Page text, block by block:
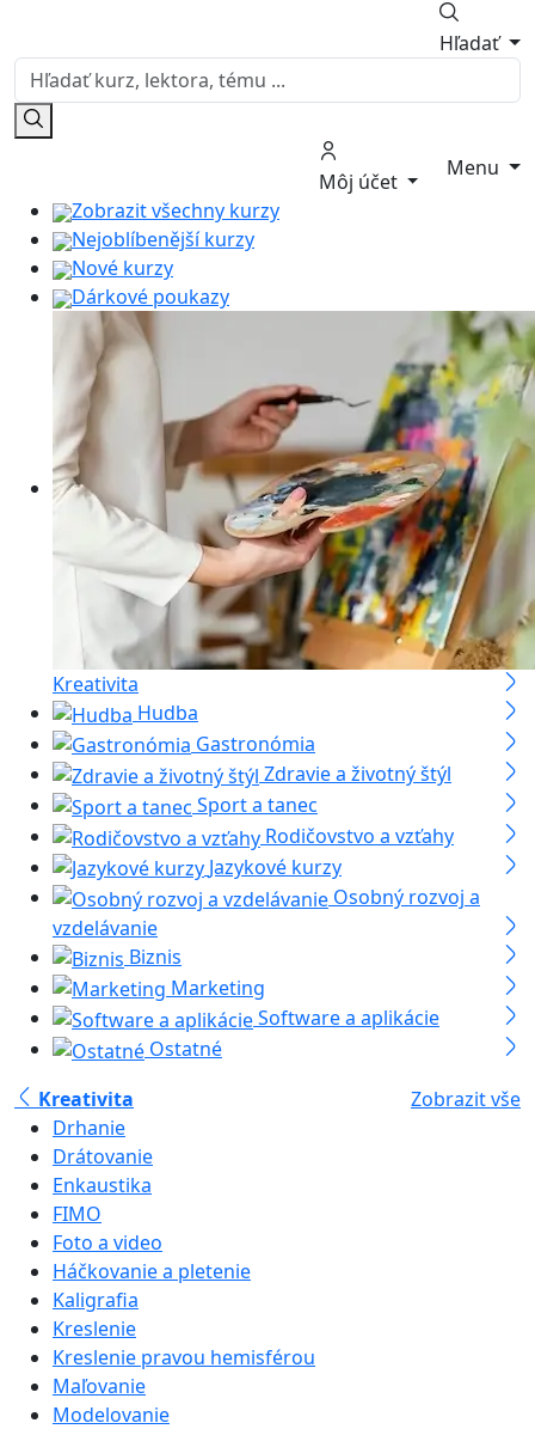
Hľadať
Môj účet
Menu
Zobrazit všechny kurzy
Nejoblíbenější kurzy
Nové kurzy
Dárkové poukazy
Kreativita
Hudba
Gastronómia
Zdravie a životný štýl
Sport a tanec
Rodičovstvo a vzťahy
Jazykové kurzy
Osobný rozvoj a
vzdelávanie
Biznis
Marketing
Software a aplikácie
Ostatné
Kreativita
Zobrazit vše
Drhanie
Drátovanie
Enkaustika
FIMO
Foto a video
Háčkovanie a pletenie
Kaligrafia
Kreslenie
Kreslenie pravou hemisférou
Maľovanie
Modelovanie